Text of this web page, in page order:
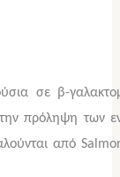
σε β-
πρόληψη των
από